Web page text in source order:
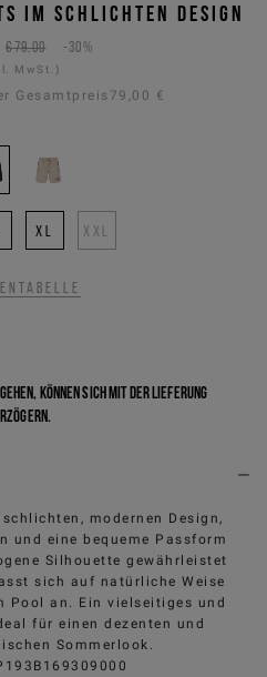
IM SCHLICHTEN DESIGN
€79,00 -30%
MwSt.)
Gesamtpreis 79,00 €
XL XXL
können sich mit der Lieferung
modernen Design,
und eine bequeme Passform
Silhouette gewährleistet
sich auf natürliche Weise
Pool an. Ein vielseitiges und
für einen dezenten und
Sommerlook.